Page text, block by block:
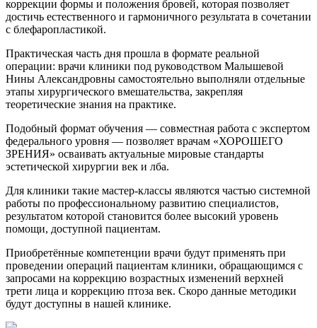
коррекции формы и положения бровей, которая позволяет
достичь естественного и гармоничного результата в сочетании
с блефаропластикой.
Практическая часть дня прошла в формате реальной
операции: врачи клиники под руководством Малышевой
Нины Александровны самостоятельно выполняли отдельные
этапы хирургического вмешательства, закрепляя
теоретические знания на практике.
Подобный формат обучения — совместная работа с экспертом
федерального уровня — позволяет врачам «ХОРОШЕГО
ЗРЕНИЯ» осваивать актуальные мировые стандарты
эстетической хирургии век и лба.
Для клиники такие мастер-классы являются частью системной
работы по профессиональному развитию специалистов,
результатом которой становится более высокий уровень
помощи, доступной пациентам.
Приобретённые компетенции врачи будут применять при
проведении операций пациентам клиники, обращающимся с
запросами на коррекцию возрастных изменений верхней
трети лица и коррекцию птоза век. Скоро данные методики
будут доступны в нашей клинике.